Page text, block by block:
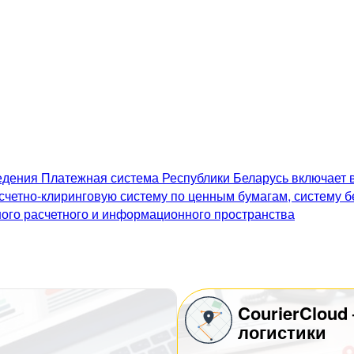
Платежная система Республики Беларусь
клиринговую систему по ценным бумагам, систему
расчетного и информационного пространства
логистики